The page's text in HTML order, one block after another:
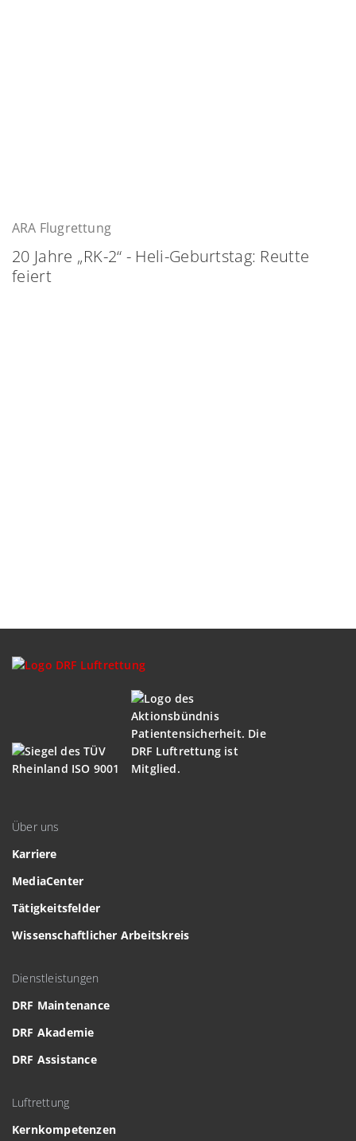
ARA Flugrettung
20 Jahre „RK-2“ - Heli-Geburtstag: Reutte
feiert
Über uns
Karriere
MediaCenter
Tätigkeitsfelder
Wissenschaftlicher Arbeitskreis
Dienstleistungen
DRF Maintenance
DRF Akademie
DRF Assistance
Luftrettung
Kernkompetenzen